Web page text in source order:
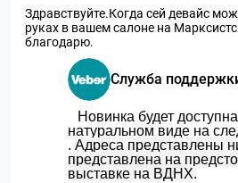
Здравствуйте.Когда сей девайс
руках в вашем салоне на
благодарю.
Служба
Новинка будет
натуральном виде на
. Адреса представлены
представлена на
выставке на ВДНХ.